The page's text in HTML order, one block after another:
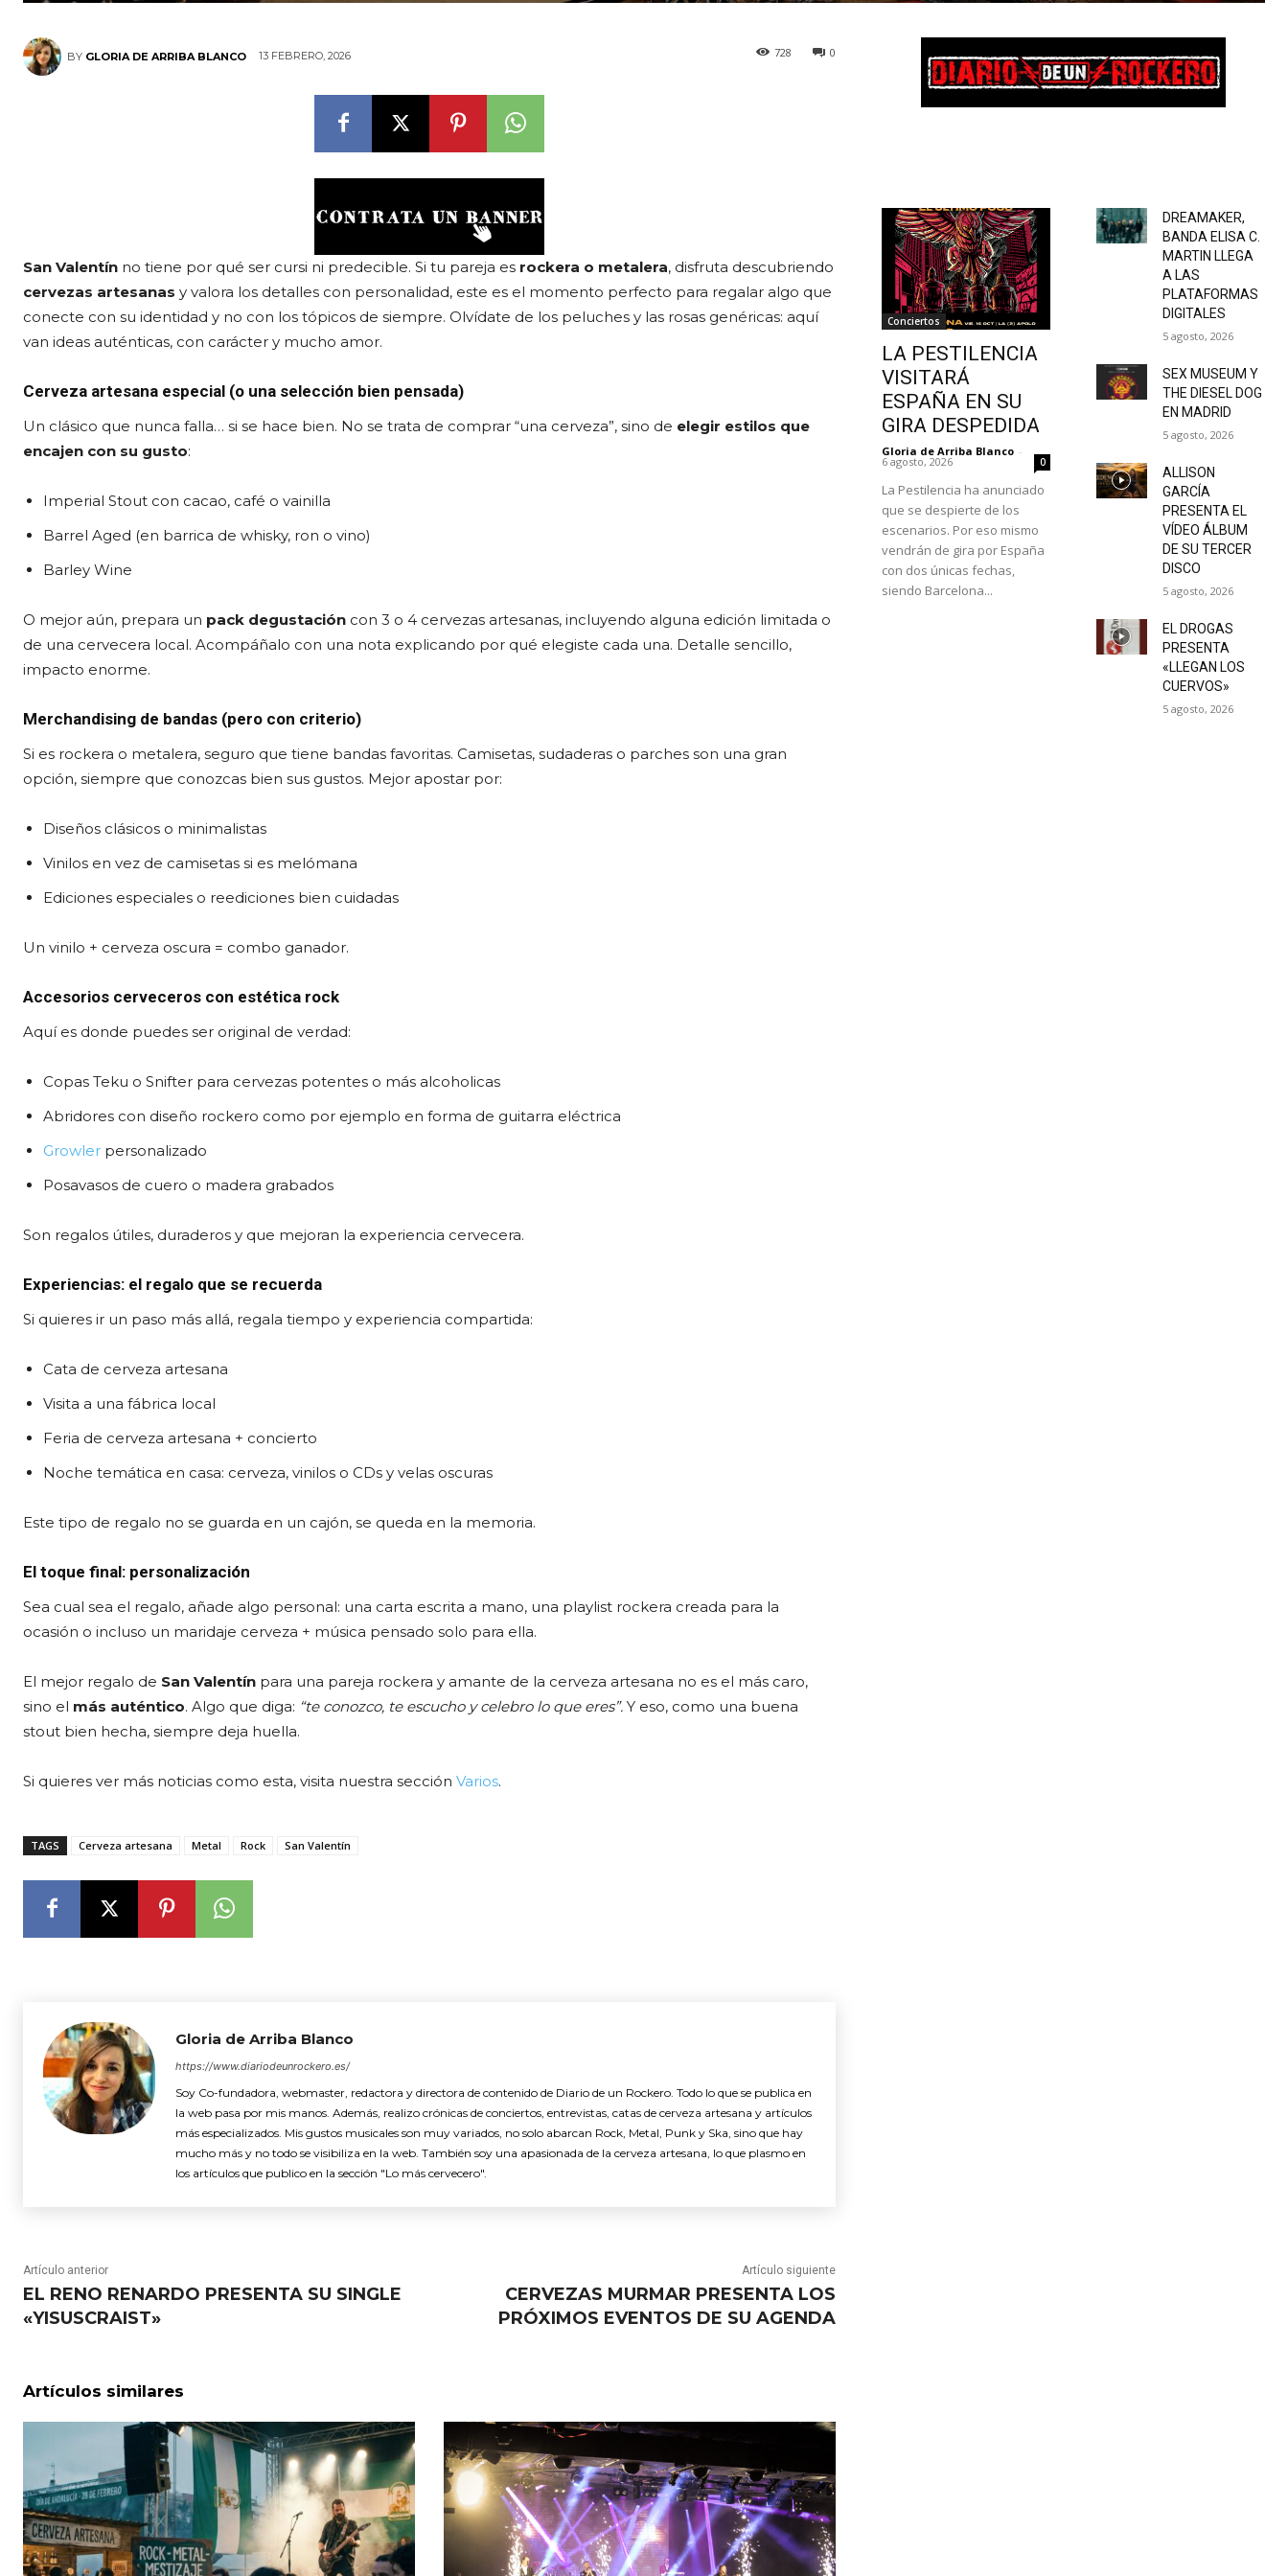
BY GLORIA DE ARRIBA BLANCO 13 FEBRERO, 2026 0
728
San Valentín no tiene por qué ser cursi ni predecible. Si tu pareja es rockera o metalera, disfruta descubriendo
cervezas artesanas y valora los detalles con personalidad, este es el momento perfecto para regalar algo que
conecte con su identidad y no con los tópicos de siempre. Olvídate de los peluches y las rosas genéricas: aquí
van ideas auténticas, con carácter y mucho amor.
Cerveza artesana especial (o una selección bien pensada)
Un clásico que nunca falla… si se hace bien. No se trata de comprar “una cerveza”, sino de elegir estilos que
encajen con su gusto:
Imperial Stout con cacao, café o vainilla
Barrel Aged (en barrica de whisky, ron o vino)
Barley Wine
O mejor aún, prepara un pack degustación con 3 o 4 cervezas artesanas, incluyendo alguna edición limitada o
de una cervecera local. Acompáñalo con una nota explicando por qué elegiste cada una. Detalle sencillo,
impacto enorme.
Merchandising de bandas (pero con criterio)
Si es rockera o metalera, seguro que tiene bandas favoritas. Camisetas, sudaderas o parches son una gran
opción, siempre que conozcas bien sus gustos. Mejor apostar por:
Diseños clásicos o minimalistas
Vinilos en vez de camisetas si es melómana
Ediciones especiales o reediciones bien cuidadas
Un vinilo + cerveza oscura = combo ganador.
Accesorios cerveceros con estética rock
Aquí es donde puedes ser original de verdad:
Copas Teku o Snifter para cervezas potentes o más alcoholicas
Abridores con diseño rockero como por ejemplo en forma de guitarra eléctrica
Growler personalizado
Posavasos de cuero o madera grabados
Son regalos útiles, duraderos y que mejoran la experiencia cervecera.
Experiencias: el regalo que se recuerda
Si quieres ir un paso más allá, regala tiempo y experiencia compartida:
Cata de cerveza artesana
Visita a una fábrica local
Feria de cerveza artesana + concierto
Noche temática en casa: cerveza, vinilos o CDs y velas oscuras
Este tipo de regalo no se guarda en un cajón, se queda en la memoria.
El toque final: personalización
Sea cual sea el regalo, añade algo personal: una carta escrita a mano, una playlist rockera creada para la
ocasión o incluso un maridaje cerveza + música pensado solo para ella.
El mejor regalo de San Valentín para una pareja rockera y amante de la cerveza artesana no es el más caro,
sino el más auténtico. Algo que diga: “te conozco, te escucho y celebro lo que eres”. Y eso, como una buena
stout bien hecha, siempre deja huella.
Si quieres ver más noticias como esta, visita nuestra sección Varios.
TAGS Cerveza artesana Metal Rock San Valentín
Gloria de Arriba Blanco
https://www.diariodeunrockero.es/
Soy Co-fundadora, webmaster, redactora y directora de contenido de Diario de un Rockero. Todo lo que se publica en
la web pasa por mis manos. Además, realizo crónicas de conciertos, entrevistas, catas de cerveza artesana y artículos
más especializados. Mis gustos musicales son muy variados, no solo abarcan Rock, Metal, Punk y Ska, sino que hay
mucho más y no todo se visibiliza en la web. También soy una apasionada de la cerveza artesana, lo que plasmo en
los artículos que publico en la sección "Lo más cervecero".
Artículo anterior
EL RENO RENARDO PRESENTA SU SINGLE
«YISUSCRAIST»
Artículo siguiente
CERVEZAS MURMAR PRESENTA LOS
PRÓXIMOS EVENTOS DE SU AGENDA
Artículos similares
Conciertos
LA PESTILENCIA
VISITARÁ
ESPAÑA EN SU
GIRA DESPEDIDA
Gloria de Arriba Blanco -
6 agosto, 2026 0
La Pestilencia ha anunciado
que se despierte de los
escenarios. Por eso mismo
vendrán de gira por España
con dos únicas fechas,
siendo Barcelona...
DREAMAKER,
BANDA ELISA C.
MARTIN LLEGA
A LAS
PLATAFORMAS
DIGITALES
5 agosto, 2026
SEX MUSEUM Y
THE DIESEL DOG
EN MADRID
5 agosto, 2026
ALLISON
GARCÍA
PRESENTA EL
VÍDEO ÁLBUM
DE SU TERCER
DISCO
5 agosto, 2026
EL DROGAS
PRESENTA
«LLEGAN LOS
CUERVOS»
5 agosto, 2026